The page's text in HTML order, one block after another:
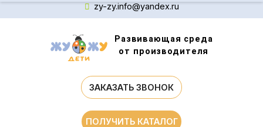
zy-zy.info@yandex.ru
Развивающая среда
от производителя
ЗАКАЗАТЬ ЗВОНОК
ПОЛУЧИТЬ КАТАЛОГ